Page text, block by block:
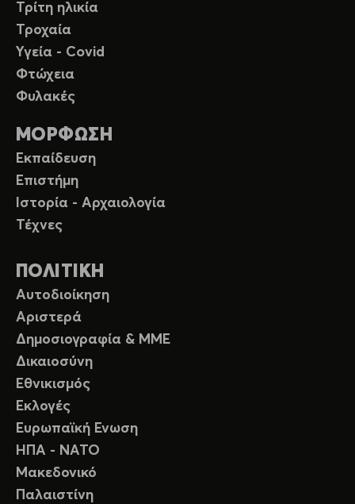
Τρίτη ηλικία
Τροχαία
Υγεία - Covid
Φτώχεια
Φυλακές
ΜΟΡΦΩΣΗ
Εκπαίδευση
Επιστήμη
Ιστορία - Αρχαιολογία
Τέχνες
ΠΟΛΙΤΙΚΗ
Αυτοδιοίκηση
Αριστερά
Δημοσιογραφία & ΜΜΕ
Δικαιοσύνη
Εθνικισμός
Εκλογές
Ευρωπαϊκή Ενωση
ΗΠΑ - ΝΑΤΟ
Μακεδονικό
Παλαιστίνη